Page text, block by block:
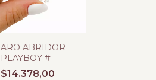
ARO ABRIDOR
PLAYBOY #
$14.378,00